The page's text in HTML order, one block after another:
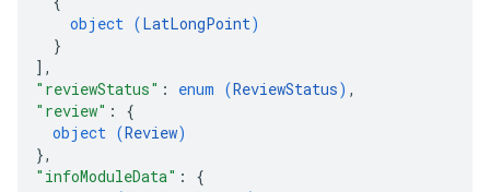
object (LatLongPoint)
}
] ,
"reviewStatus" : enum (ReviewStatus) ,
"review" : {
object (Review)
},
"infoModuleData" : {